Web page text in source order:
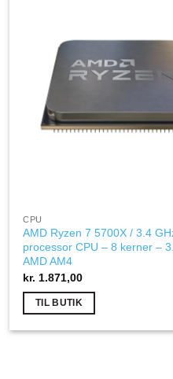
CPU
AMD Ryzen 7 5700X / 3.4
processor CPU – 8 kerner –
AMD AM4
kr. 1.871,00
TIL BUTIK